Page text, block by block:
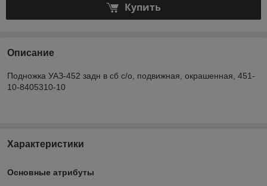
Купить
Описание
Подножка УАЗ-452 задн в сб с/о, подвижная, окрашенная, 451-
10-8405310-10
Характеристики
Основные атрибуты